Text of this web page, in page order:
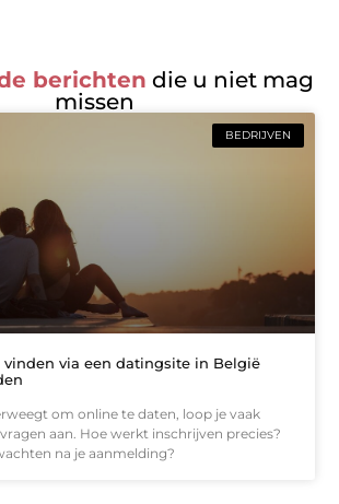
berichten die u niet mag
missen
BEDRIJVEN
via een datingsite in België
om online te daten, loop je vaak
aan. Hoe werkt inschrijven precies?
na je aanmelding?